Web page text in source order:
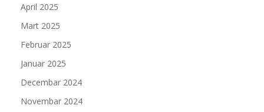
April 2025
Mart 2025
Februar 2025
Januar 2025
Decembar 2024
Novembar 2024